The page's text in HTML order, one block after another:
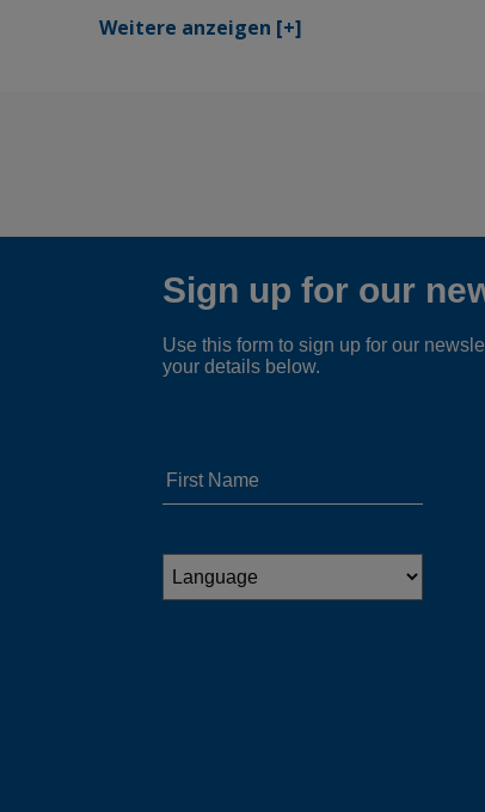
Weitere anzeigen [+]